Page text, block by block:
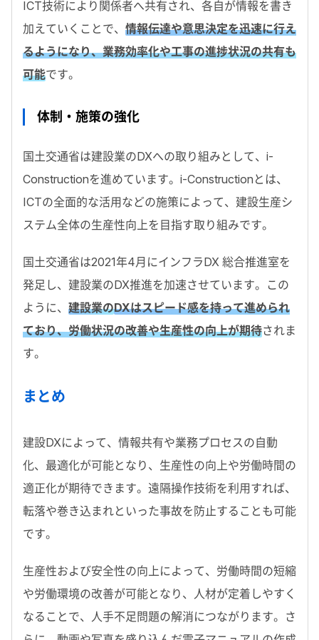
ICT技術により関係者へ共有され、各自が情報を書き
加えていくことで、 情報伝達や意思決定を迅速に行え
るようになり、業務効率化や工事の進捗状況の共有も
可能です。
体制・施策の強化
国土交通省は建設業のDXへの取り組みとして、i-
Constructionを進めています。i-Constructionとは、
ICTの全面的な活用などの施策によって、建設生産シ
ステム全体の生産性向上を目指す取り組みです。
国土交通省は2021年4月にインフラDX 総合推進室を
発足し、建設業のDX推進を加速させています。この
ように、 建設業のDXはスピード感を持って進められ
ており、労働状況の改善や生産性の向上が期待されま
す。
まとめ
建設DXによって、情報共有や業務プロセスの自動
化、最適化が可能となり、生産性の向上や労働時間の
適正化が期待できます。遠隔操作技術を利用すれば、
転落や巻き込まれといった事故を防止することも可能
です。
生産性および安全性の向上によって、労働時間の短縮
や労働環境の改善が可能となり、人材が定着しやすく
なることで、人手不足問題の解消につながります。さ